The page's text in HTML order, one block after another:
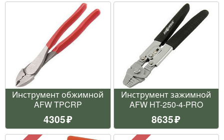
Инструмент обжимной
AFW TPCRP
4305
Инструмент зажимной
AFW HT-250-4-PRO
8635